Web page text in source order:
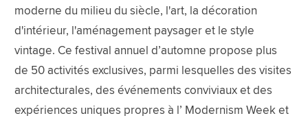
moderne du milieu du siècle, l'art, la décoration
d'intérieur, l'aménagement paysager et le style
vintage. Ce festival annuel d’automne propose plus
de 50 activités exclusives, parmi lesquelles des visites
architecturales, des événements conviviaux et des
expériences uniques propres à l’ Modernism Week et